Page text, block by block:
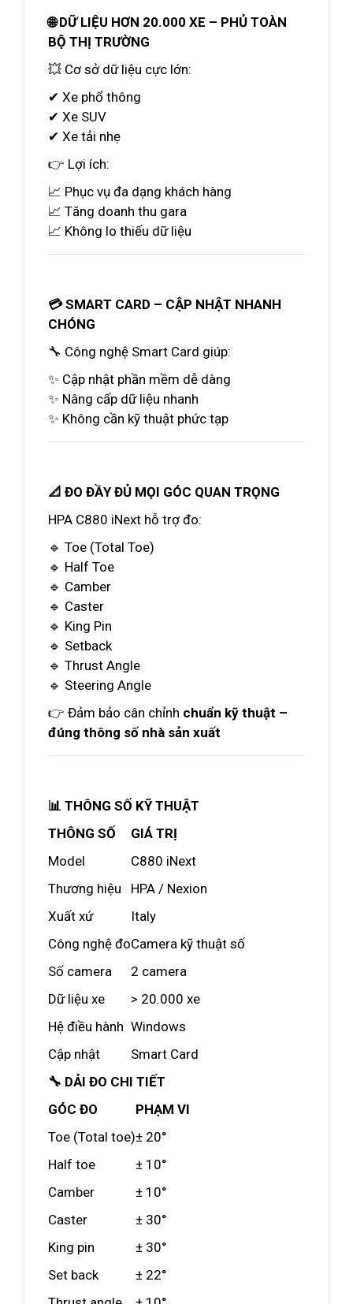
🌐 DỮ LIỆU HƠN 20.000 XE – PHỦ TOÀN
BỘ THỊ TRƯỜNG
💥 Cơ sở dữ liệu cực lớn:
✔ Xe phổ thông
✔ Xe SUV
✔ Xe tải nhẹ
👉 Lợi ích:
📈 Phục vụ đa dạng khách hàng
📈 Tăng doanh thu gara
📈 Không lo thiếu dữ liệu
💳 SMART CARD – CẬP NHẬT NHANH
CHÓNG
🔧 Công nghệ Smart Card giúp:
✨ Cập nhật phần mềm dễ dàng
✨ Nâng cấp dữ liệu nhanh
✨ Không cần kỹ thuật phức tạp
📐 ĐO ĐẦY ĐỦ MỌI GÓC QUAN TRỌNG
HPA C880 iNext hỗ trợ đo:
🔹 Toe (Total Toe)
🔹 Half Toe
🔹 Camber
🔹 Caster
🔹 King Pin
🔹 Setback
🔹 Thrust Angle
🔹 Steering Angle
👉 Đảm bảo cân chỉnh chuẩn kỹ thuật –
đúng thông số nhà sản xuất
📊 THÔNG SỐ KỸ THUẬT
THÔNG SỐ
GIÁ TRỊ
Model
C880 iNext
Thương hiệu
HPA / Nexion
Xuất xứ
Italy
Công nghệ đoCamera kỹ thuật số
Số camera
2 camera
Dữ liệu xe
> 20.000 xe
Hệ điều hành Windows
Cập nhật
Smart Card
🔧 DẢI ĐO CHI TIẾT
GÓC ĐO
PHẠM VI
Toe (Total toe)± 20°
Half toe
± 10°
Camber
± 10°
Caster
± 30°
King pin
± 30°
Set back
± 22°